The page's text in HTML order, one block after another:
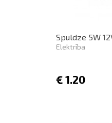
Spuldze 5W
Elektrība
€ 1.20